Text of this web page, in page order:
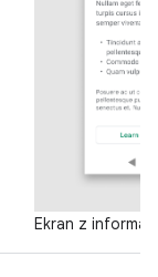
Ekran z